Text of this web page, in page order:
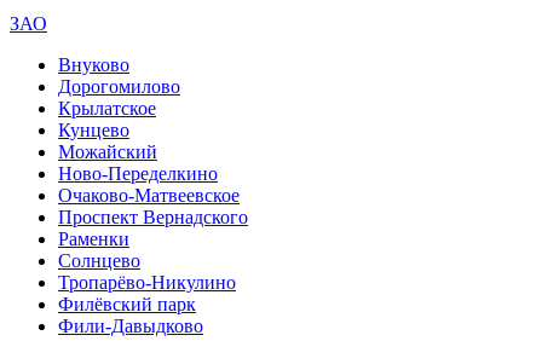
ЗАО
Внуково
Дорогомилово
Крылатское
Кунцево
Можайский
Ново-Переделкино
Очаково-Матвеевское
Проспект Вернадского
Раменки
Солнцево
Тропарёво-Никулино
Филёвский парк
Фили-Давыдково